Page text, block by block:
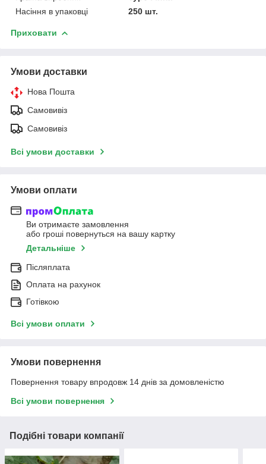
Насіння в упаковці
250 шт.
Приховати
Умови доставки
Нова Пошта
Самовивіз
Самовивіз
Всі умови доставки
Умови оплати
Ви отримаєте замовлення
або гроші повернуться на вашу картку
Детальніше
Післяплата
Оплата на рахунок
Готівкою
Всі умови оплати
Умови повернення
Повернення товару впродовж 14 днів за домовленістю
Всі умови повернення
Подібні товари компанії